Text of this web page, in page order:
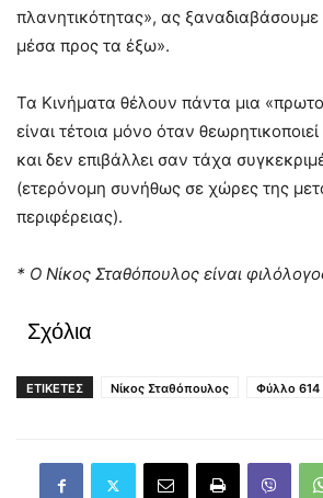
πλανητικότητας», ας
μέσα προς τα έξω».
Τα Κινήματα θέλουν πάντα μια
είναι τέτοια μόνο όταν
και δεν επιβάλλει σαν τάχα
(ετερόνομη συνήθως σε χώρες της
περιφέρειας).
* Ο Νίκος Σταθόπουλος είναι
Σχόλια
ΕΤΙΚΕΤΕΣ Νίκος Σταθόπουλος Φύλλο 614